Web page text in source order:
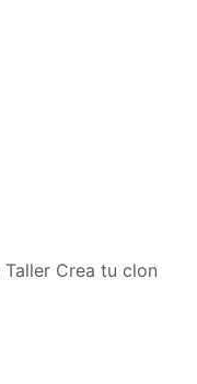
Taller Crea tu clon